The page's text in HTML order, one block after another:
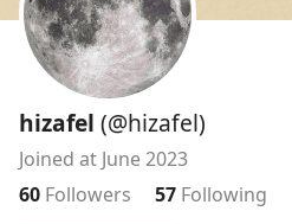
hizafel (@hizafel)
Joined at June 2023
60 Followers 57 Following